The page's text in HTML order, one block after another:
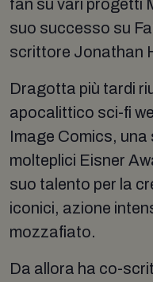
fan su vari progetti
suo successo su
scrittore Jonathan
Dragotta più tardi
apocalittico sci-fi
Image Comics, una
molteplici Eisner
suo talento per la
iconici, azione
mozzafiato.
Da allora ha co-